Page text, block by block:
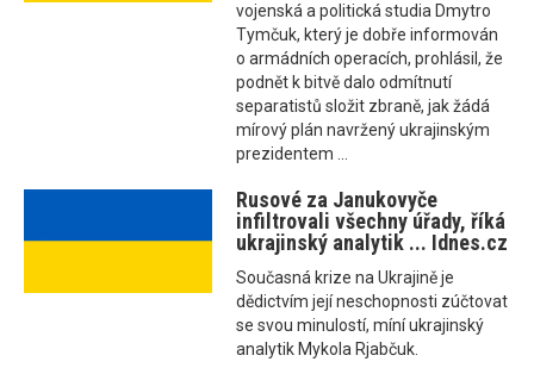
vojenská a politická studia Dmytro
Tymčuk, který je dobře informován
o armádních operacích, prohlásil, že
podnět k bitvě dalo odmítnutí
separatistů složit zbraně, jak žádá
mírový plán navržený ukrajinským
prezidentem ...
Rusové za Janukovyče
infiltrovali všechny úřady, říká
ukrajinský analytik ... Idnes.cz
Současná krize na Ukrajině je
dědictvím její neschopnosti zúčtovat
se svou minulostí, míní ukrajinský
analytik Mykola Rjabčuk.